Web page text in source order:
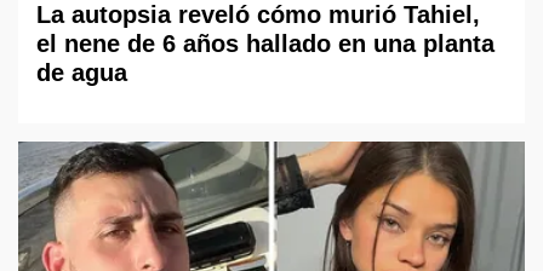
La autopsia reveló cómo murió Tahiel,
el nene de 6 años hallado en una planta
de agua